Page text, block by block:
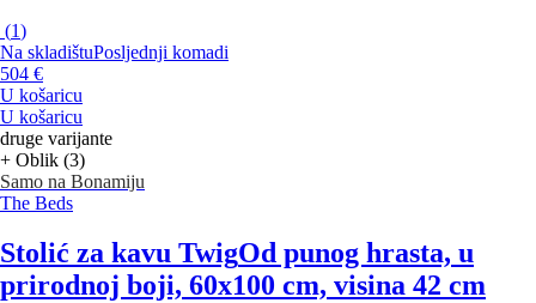
(1)
Na skladištuPosljednji komadi
504 €
U košaricu
U košaricu
druge varijante
+ Oblik (3)
Samo na Bonamiju
The Beds
Stolić za kavu TwigOd punog hrasta, u
prirodnoj boji, 60x100 cm, visina 42 cm